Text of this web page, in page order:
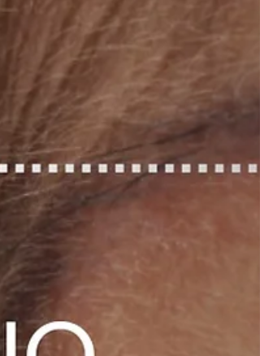
progressiva das células da retina. Com o tempo,
essa lesão aumenta e pode comprometer a